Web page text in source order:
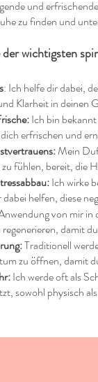
und
zu finden und
wichtigsten
: Ich helfe dir dabei,
Klarheit in deinen
Ich bin
erfrischen und
Mein
fühlen, bereit, die
Ich wirke
helfen, diese
von mir in
damit
Traditionell
zu öffnen, damit
Ich werde oft als
sowohl physisch